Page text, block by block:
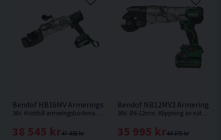
Bendof HB16MV Armeringsbockmaskin 36V (2x2,5Ah)
36V. Kraftfull armeringsbockmaskin med kolborstfri motor och MULTI VOLT batteriteknik.
47 438 kr
38 545 kr
Bendof NB12MV2
36V. Ø6-12mm. Klippning av nät och armeringsjärn KS500 upp till Ø12 mm.
44 375 kr
35 995 kr